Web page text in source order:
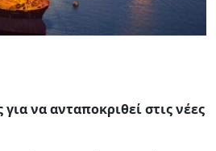
για να ανταποκριθεί στις νέες